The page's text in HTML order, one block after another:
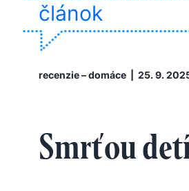
článok
recenzie – domáce | 25. 9.
Smrťou